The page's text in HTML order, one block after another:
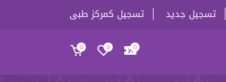
تسجيل جديد تسجيل كمركز طبى
0
0
0